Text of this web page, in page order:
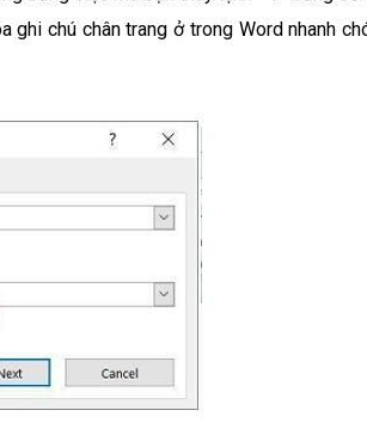
ghi chú chân trang ở trong Word nhanh